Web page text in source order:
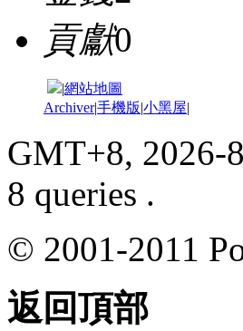
貢獻0
|網站地圖
Archiver|手機版|小黑屋|
GMT+8, 2026-
8 queries .
© 2001-2011
返回頂部